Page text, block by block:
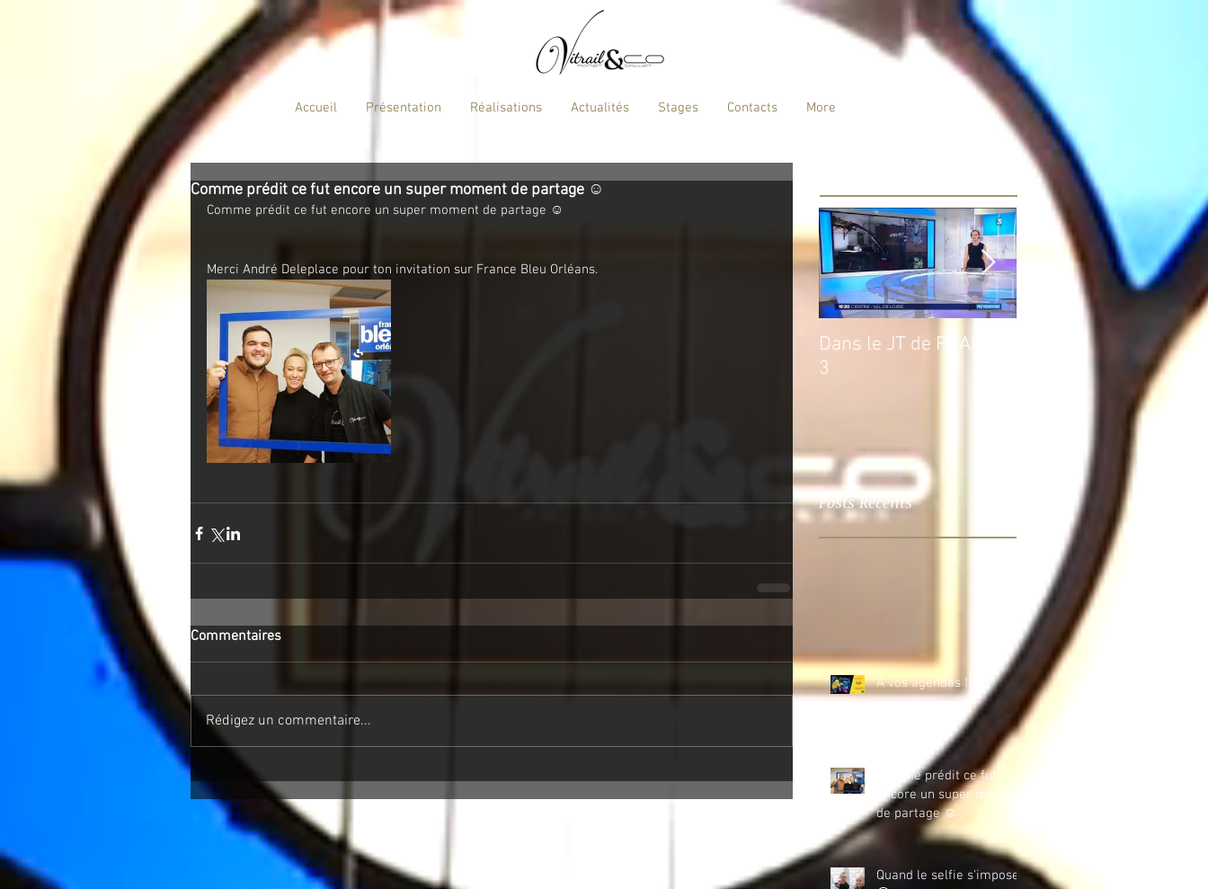
Accueil Présentation Réalisations Actualités Stages Contacts More
Comme prédit ce fut encore un super moment de partage ☺️
Comme prédit ce fut encore un super moment de partage ☺️
Merci André Deleplace pour ton invitation sur France Bleu Orléans.
Commentaires
Rédigez un commentaire...
Dans le JT de FRANCE
3
Un an déjà…
Posts Récents
A vos agendas !
Comme prédit ce fut
encore un super moment
de partage ☺️
Quand le selfie s'impose